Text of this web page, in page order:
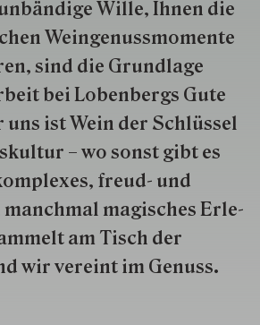
Wille, Ihnen die
Wein­genuss­momente
sind die Grund­lage
bei Lobenbergs Gute
uns ist Wein der Schlüs­sel
– wo sonst gibt es
freud- und
ma­gisch­es Er­le­
am Tisch der
wir ver­eint im Genuss.